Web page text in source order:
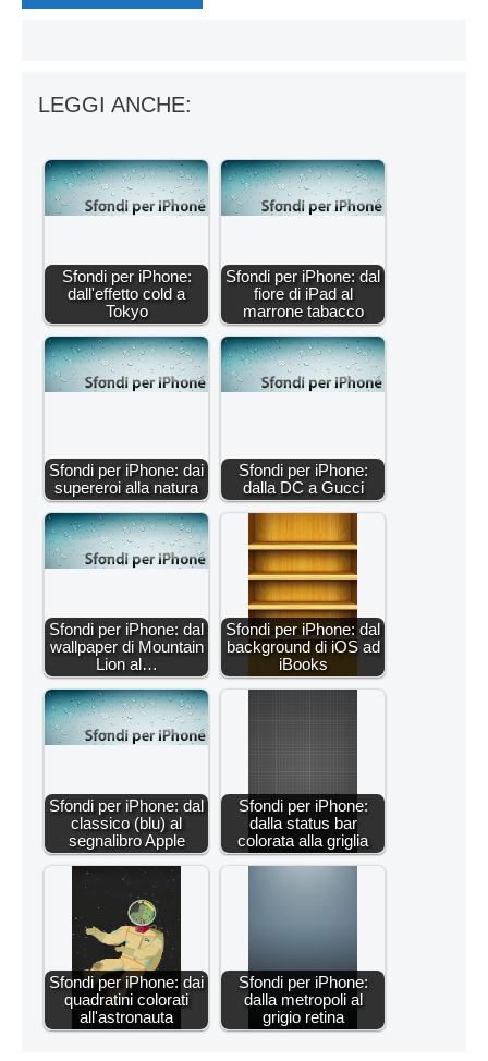
LEGGI ANCHE:
Sfondi per iPhone:
dall'effetto cold a
Tokyo
Sfondi per iPhone: dal
fiore di iPad al
marrone tabacco
Sfondi per iPhone: dai
supereroi alla natura
Sfondi per iPhone:
dalla DC a Gucci
Sfondi per iPhone: dal
wallpaper di Mountain
Lion al…
Sfondi per iPhone: dal
background di iOS ad
iBooks
Sfondi per iPhone: dal
classico (blu) al
segnalibro Apple
Sfondi per iPhone:
dalla status bar
colorata alla griglia
Sfondi per iPhone: dai
quadratini colorati
all'astronauta
Sfondi per iPhone:
dalla metropoli al
grigio retina